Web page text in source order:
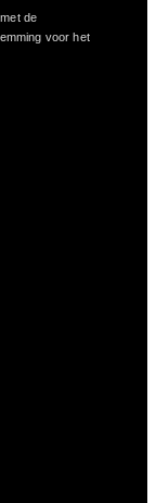
de
voor het